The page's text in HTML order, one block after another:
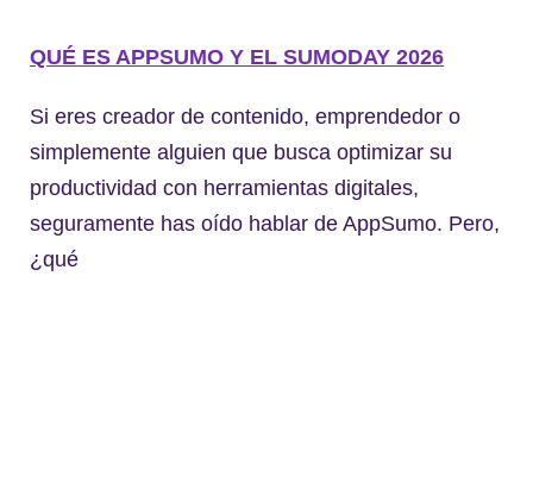
QUÉ ES APPSUMO Y EL SUMODAY 2026
Si eres creador de contenido, emprendedor o
simplemente alguien que busca optimizar su
productividad con herramientas digitales,
seguramente has oído hablar de AppSumo. Pero,
¿qué